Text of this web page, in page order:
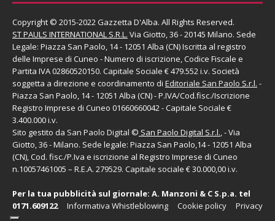
Copyright © 2015-2022 Gazzetta D'Alba. All Rights Reserved.
ST PAULS INTERNATIONAL S.R.L. Via Giotto, 36 - 20145 Milano. Sede
Legale: Piazza San Paolo, 14 - 12051 Alba (CN) Iscritta al registro
delle Imprese di Cuneo - Numero di iscrizione, Codice Fiscale e
Partita IVA 02860520150. Capitale Sociale € 479.552 i.v. Società
soggetta a direzione e coordinamento di Editoriale San Paolo S.r.l. -
Piazza San Paolo, 14 - 12051 Alba (CN) - P.IVA/Cod.fisc./Iscrizione
Registro Imprese di Cuneo 01660660042 - Capitale Sociale €
3.400.000 i.v.
Sito gestito da San Paolo Digital © San Paolo Digital S.r.l. , - Via
Giotto, 36 - Milano. Sede legale: Piazza San Paolo,14 - 12051 Alba
(CN), Cod. fisc./P.Iva e iscrizione al Registro Imprese di Cuneo
n.10057461005 – R.E.A. 279529. Capitale sociale € 30.000,00 i.v.
Per la tua pubblicità sul giornale: A. Manzoni & C S.p.a. tel
0171.609122
Privacy
Cookie policy
Informativa Whistleblowing